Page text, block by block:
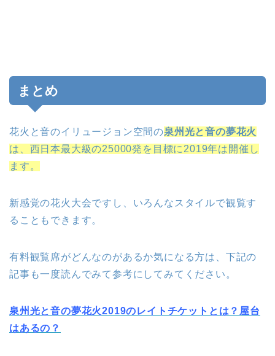
まとめ
花火と音のイリュージョン空間の泉州光と音の夢花火
は、西日本最大級の25000発を目標に2019年は開催し
ます。
新感覚の花火大会ですし、いろんなスタイルで観覧す
ることもできます。
有料観覧席がどんなのがあるか気になる方は、下記の
記事も一度読んでみて参考にしてみてください。
泉州光と音の夢花火2019のレイトチケットとは？屋台
はあるの？